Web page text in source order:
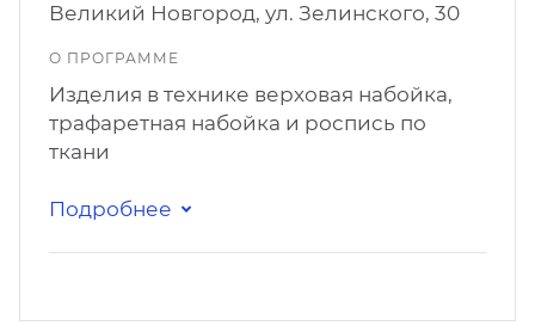
Великий Новгород, ул. Зелинского, 30
О ПРОГРАММЕ
Изделия в технике верховая набойка,
трафаретная набойка и роспись по
ткани
Подробнее